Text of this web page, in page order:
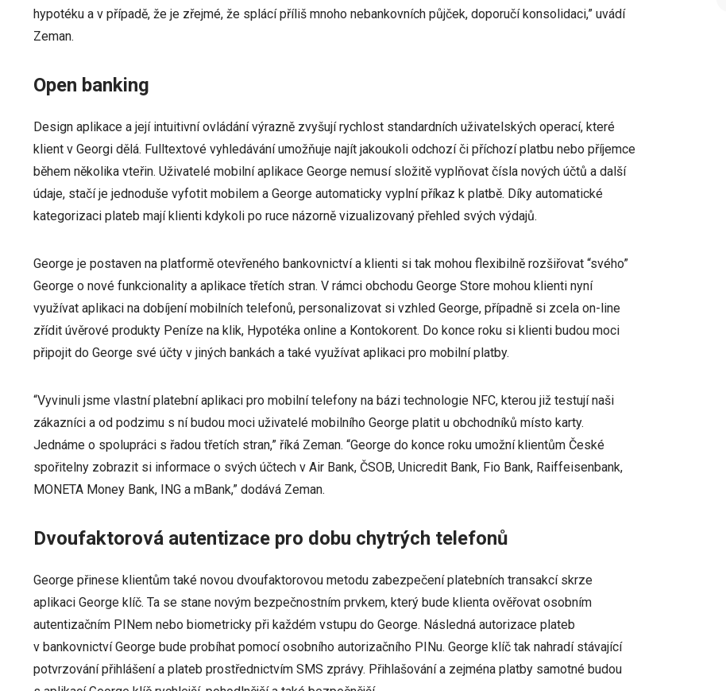
hypotéku a v případě, že je zřejmé, že splácí příliš mnoho nebankovních půjček, doporučí konsolidaci,” uvádí
Zeman.
Open banking
Design aplikace a její intuitivní ovládání výrazně zvyšují rychlost standardních uživatelských operací, které
klient v Georgi dělá. Fulltextové vyhledávání umožňuje najít jakoukoli odchozí či příchozí platbu nebo příjemce
během několika vteřin. Uživatelé mobilní aplikace George nemusí složitě vyplňovat čísla nových účtů a další
údaje, stačí je jednoduše vyfotit mobilem a George automaticky vyplní příkaz k platbě. Díky automatické
kategorizaci plateb mají klienti kdykoli po ruce názorně vizualizovaný přehled svých výdajů.
George je postaven na platformě otevřeného bankovnictví a klienti si tak mohou flexibilně rozšiřovat “svého”
George o nové funkcionality a aplikace třetích stran. V rámci obchodu George Store mohou klienti nyní
využívat aplikaci na dobíjení mobilních telefonů, personalizovat si vzhled George, případně si zcela on-line
zřídit úvěrové produkty Peníze na klik, Hypotéka online a Kontokorent. Do konce roku si klienti budou moci
připojit do George své účty v jiných bankách a také využívat aplikaci pro mobilní platby.
“Vyvinuli jsme vlastní platební aplikaci pro mobilní telefony na bázi technologie NFC, kterou již testují naši
zákazníci a od podzimu s ní budou moci uživatelé mobilního George platit u obchodníků místo karty.
Jednáme o spolupráci s řadou třetích stran,” říká Zeman. “George do konce roku umožní klientům České
spořitelny zobrazit si informace o svých účtech v Air Bank, ČSOB, Unicredit Bank, Fio Bank, Raiffeisenbank,
MONETA Money Bank, ING a mBank,” dodává Zeman.
Dvoufaktorová autentizace pro dobu chytrých telefonů
George přinese klientům také novou dvoufaktorovou metodu zabezpečení platebních transakcí skrze
aplikaci George klíč. Ta se stane novým bezpečnostním prvkem, který bude klienta ověřovat osobním
autentizačním PINem nebo biometricky při každém vstupu do George. Následná autorizace plateb
v bankovnictví George bude probíhat pomocí osobního autorizačního PINu. George klíč tak nahradí stávající
potvrzování přihlášení a plateb prostřednictvím SMS zprávy. Přihlašování a zejména platby samotné budou